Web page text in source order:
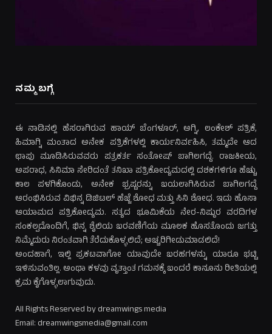
ನಮ್ಮ ಬಗ್ಗೆ
ಈ ನಾಡಿನಲ್ಲಿ ಹೆಸರಾಗಿರುವ ಹಾಯ್ ಬೆಂಗಳೂರ್, ಅಗ್ನಿ, ಲಂಕೇಶ್ ಪತ್ರಿಕೆ,
ಹಿಮಾಗ್ನಿ ಮಂತಾದ ಅನೇಕ ಪತ್ರಿಕೆಗಳಲ್ಲಿ ಕಾರ್ಯನಿರ್ವಹಿಸಿ, ತಮ್ಮದೇ ಆದ
ಛಾಪು ಮೂಡಿಸಿರುವವರು ಪತ್ರಕರ್ತ ಸಂತೋಷ್ ಬಾಗಿಲಗದ್ದೆ. ರಾಜಕೀಯ,
ಅಪರಾಧ, ಸಿನಿಮಾ ಸೇರಿದಂತೆ ತನಿಖಾ ಪತ್ರಿಕೋದ್ಯಮದಲ್ಲಿ ದಶಕಗಳಿಗೂ ಹೆಚ್ಚು
ಕಾಲ ಪಳಗಿಕೊಂಡು, ಅನೇಕ ಭ್ರಷ್ಟರನ್ನು ಬಯಲಾಗಿಸಿರುವ ಬಾಗಿಲಗದ್ದೆ
ಆರಂಭಿಸಿರುವ ವಿಭಿನ್ನ ಡಿಜಿಟಲ್ ಹೆಜ್ಜೆ ಶೋಧ ಮತ್ತು ಸಿನಿ ಶೋಧ. ಇದು ಹೊಸಾ
ಆಯಾಮದ ಪತ್ರಿಕೋದ್ಯಮ. ಸತ್ಯದ ಭೂಮಿಕೆಯ ನೇರ-ನಿಷ್ಠುರ ವರದಿಗಳ
ಸಂಕಲ್ಪದೊಂದಿಗೆ, ಭಿನ್ನ ಶೈಲಿಯ ಬರವಣಿಗೆಯ ಮೂಲಕ ಹೊಸತೊಂದು ಜಗತ್ತು
ನಿಮ್ಮೆದುರು ನಿರಂತವಾಗಿ ತೆರೆದುಕೊಳ್ಳಲಿದೆ; ಅಚ್ಚರಿಗೀಡುಮಾಡಲಿದೆ!
ಅಂದಹಾಗೆ, ಇಲ್ಲಿ ಪ್ರಕಟವಾಗೋ ಯಾವುದೇ ಬರಹಗಳನ್ನು ಯಾರೂ ಭಟ್ಟಿ
ಇಳಿಸುವಂತಿಲ್ಲ. ಅಂಥಾ ಕಳವು ವೃತ್ತಾಂತ ಗಮನಕ್ಕೆ ಬಂದರೆ ಕಾನೂನು ರೀತಿಯಲ್ಲಿ
ಕ್ರಮ ಕೈಗೊಳ್ಳಲಾಗುವುದು.
All Rights Reserved by dreamwings media
Email: dreamwingsmedia@gmail.com